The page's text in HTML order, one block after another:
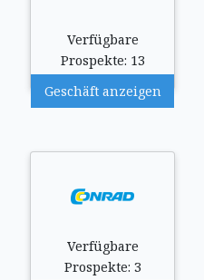
Verfügbare
Prospekte: 13
Geschäft anzeigen
Verfügbare
Prospekte: 3